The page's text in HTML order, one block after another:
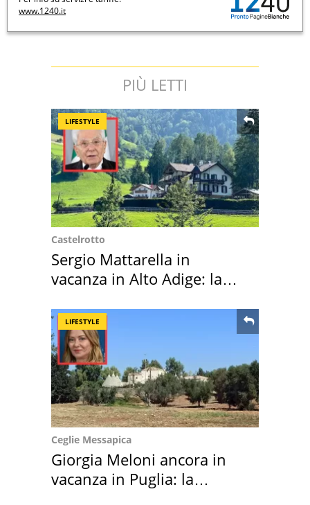
www.1240.it
PIÙ LETTI
LIFESTYLE
Castelrotto
Sergio Mattarella in
vacanza in Alto Adige: la
LIFESTYLE
Ceglie Messapica
Giorgia Meloni ancora in
vacanza in Puglia: la